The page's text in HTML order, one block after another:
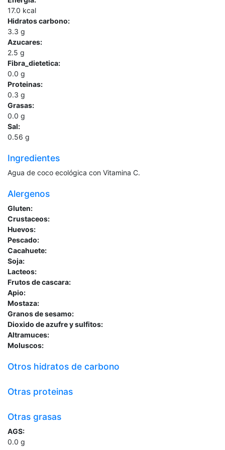
17.0 kcal
Hidratos carbono:
3.3 g
Azucares:
2.5 g
Fibra_dietetica:
0.0 g
Proteinas:
0.3 g
Grasas:
0.0 g
Sal:
0.56 g
Ingredientes
Agua de coco ecológica con Vitamina C.
Alergenos
Gluten:
Crustaceos:
Huevos:
Pescado:
Cacahuete:
Soja:
Lacteos:
Frutos de cascara:
Apio:
Mostaza:
Granos de sesamo:
Dioxido de azufre y sulfitos:
Altramuces:
Moluscos:
Otros hidratos de carbono
Otras proteinas
Otras grasas
AGS:
0.0 g